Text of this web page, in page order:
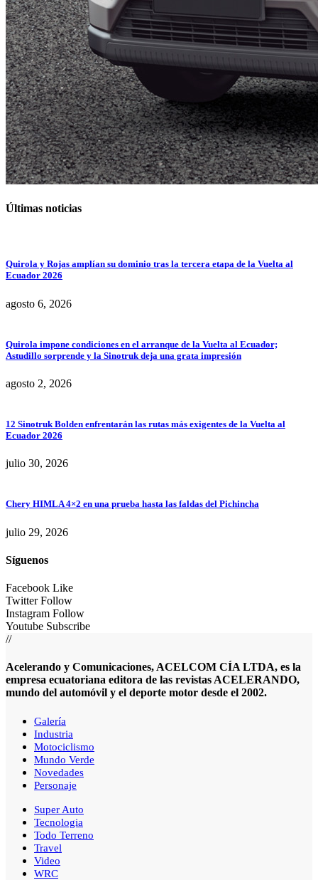
Últimas noticias
Quirola y Rojas amplían su dominio tras la tercera etapa de la Vuelta al
Ecuador 2026
agosto 6, 2026
Quirola impone condiciones en el arranque de la Vuelta al Ecuador;
Astudillo sorprende y la Sinotruk deja una grata impresión
agosto 2, 2026
12 Sinotruk Bolden enfrentarán las rutas más exigentes de la Vuelta al
Ecuador 2026
julio 30, 2026
Chery HIMLA 4×2 en una prueba hasta las faldas del Pichincha
julio 29, 2026
Síguenos
Facebook Like
Twitter Follow
Instagram Follow
Youtube Subscribe
//
Acelerando y Comunicaciones, ACELCOM CÍA LTDA, es la
empresa ecuatoriana editora de las revistas ACELERANDO,
mundo del automóvil y el deporte motor desde el 2002.
Galería
Industria
Motociclismo
Mundo Verde
Novedades
Personaje
Super Auto
Tecnologia
Todo Terreno
Travel
Video
WRC